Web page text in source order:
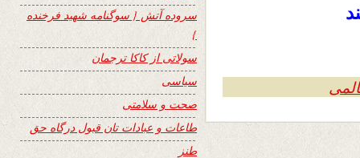
سروده آتش { سوگنامه شهید فرخنده
}
سولاتی از کاکا ترجمان
سیاسی
صحت و سلامتی
طاعات و عبادات تان قبول درگاه حق
طنز